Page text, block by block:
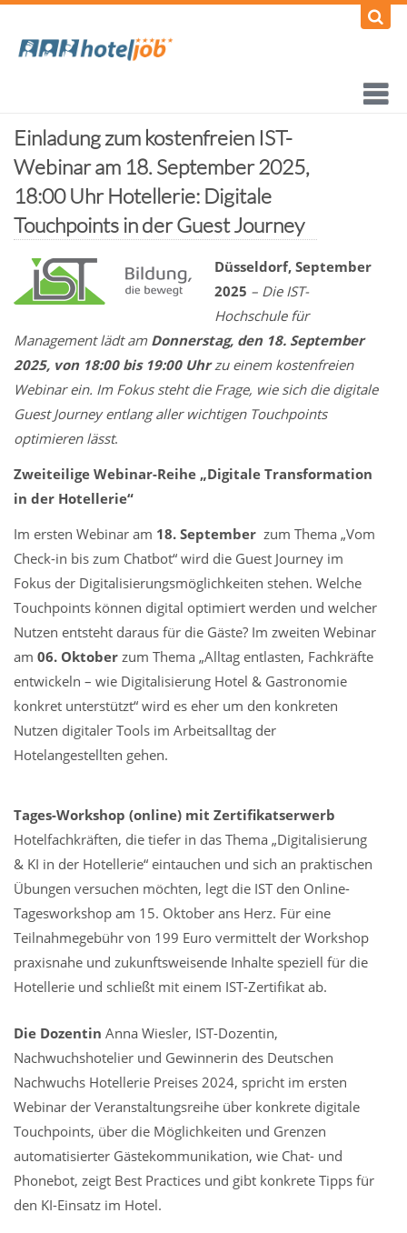
Einladung zum kostenfreien IST-
Webinar am 18. September 2025,
18:00 Uhr Hotellerie: Digitale
Touchpoints in der Guest Journey
Düsseldorf, September
2025 – Die IST-
Hochschule für
Management lädt am Donnerstag, den 18. September
2025, von 18:00 bis 19:00 Uhrzu einem kostenfreien
Webinar ein. Im Fokus steht die Frage, wie sich die digitale
Guest Journey entlang aller wichtigen Touchpoints
optimieren lässt.
Zweiteilige Webinar-Reihe „Digitale Transformation
in der Hotellerie“
Im ersten Webinar am 18. September zum Thema „Vom
Check-in bis zum Chatbot“ wird die Guest Journey im
Fokus der Digitalisierungsmöglichkeiten stehen. Welche
Touchpoints können digital optimiert werden und welcher
Nutzen entsteht daraus für die Gäste? Im zweiten Webinar
am 06. Oktober zum Thema „Alltag entlasten, Fachkräfte
entwickeln – wie Digitalisierung Hotel & Gastronomie
konkret unterstützt“ wird es eher um den konkreten
Nutzen digitaler Tools im Arbeitsalltag der
Hotelangestellten gehen.
Tages-Workshop (online) mit Zertifikatserwerb
Hotelfachkräften, die tiefer in das Thema „Digitalisierung
& KI in der Hotellerie“ eintauchen und sich an praktischen
Übungen versuchen möchten, legt die IST den Online-
Tagesworkshop am 15. Oktober ans Herz. Für eine
Teilnahmegebühr von 199 Euro vermittelt der Workshop
praxisnahe und zukunftsweisende Inhalte speziell für die
Hotellerie und schließt mit einem IST-Zertifikat ab.
Die Dozentin Anna Wiesler, IST-Dozentin,
Nachwuchshotelier und Gewinnerin des Deutschen
Nachwuchs Hotellerie Preises 2024, spricht im ersten
Webinar der Veranstaltungsreihe über konkrete digitale
Touchpoints, über die Möglichkeiten und Grenzen
automatisierter Gästekommunikation, wie Chat- und
Phonebot, zeigt Best Practices und gibt konkrete Tipps für
den KI-Einsatz im Hotel.